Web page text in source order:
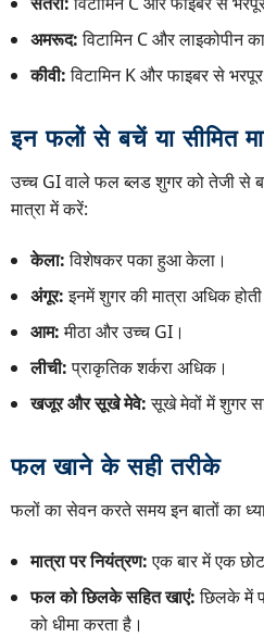
अमरूद:विटामिन C और लाइकोपीन
कीवी:विटामिन K और फाइबर से
इन फलों से बचें या सीमित
उच्च GI वाले फल ब्लड शुगर को तेजी से
मात्रा में करें:
केला:विशेषकर पका हुआ केला।
अंगूर:इनमें शुगर की मात्रा अधिक
आम:मीठा और उच्च GI।
लीची:प्राकृतिक शर्करा अधिक।
खजूर और सूखे मेवे:सूखे मेवों में शुगर
फल खाने के सही तरीके
फलों का सेवन करते समय इन बातों का
मात्रा पर नियंत्रण:एक बार में एक
फल को छिलके सहित खाएं:छिलके में
को धीमा करता है।